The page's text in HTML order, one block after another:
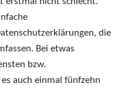
die
Bei etwas
bzw.
auch einmal fünfzehn